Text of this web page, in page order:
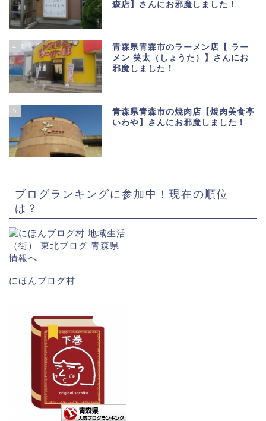
森店】さんにお邪魔しました！
4
青森県青森市のラーメン店【 ラー
メン 笑太（しょうた）】さんにお
邪魔しました！
5
青森県青森市の焼肉店【焼肉美食亭
いわや】さんにお邪魔しました！
ブログランキングに参加中！現在の順位
は？
にほんブログ村